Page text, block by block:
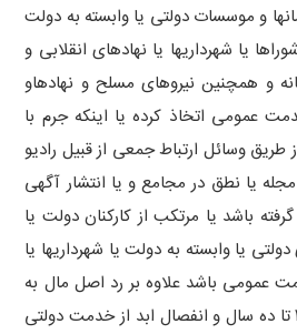
و موسسات دولتی یا وابسته به دولت
یا شهرداریها یا نهادهای انقلابی و
و همچنین نیروهای مسلح و نهادهاو
عمومی اتخاذ کرده یا اینکه جرم با
طریق وسائل ارتباط جمعی از قبیل رادیو
مجله یا نطق در مجامع و یا انتشار آگهی
باشد یا مرتکب از کارکنان دولت یا
یا وابسته به دولت یا شهرداریها یا
عمومی باشد علاوه بر رد اصل مال به
صاحبش به حبس از ۲ تا ده سال و انفصال ابد از خدمت دولتی